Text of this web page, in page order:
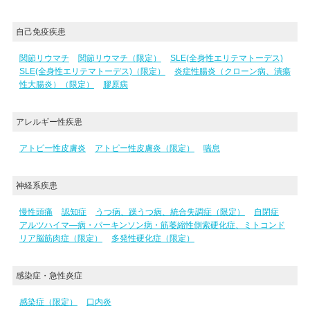
自己免疫疾患
関節リウマチ 関節リウマチ（限定）
SLE(全身性エリテマトーデス)
SLE(全身性エリテマトーデス)（限定）
炎症性腸炎（クローン病、潰瘍
性大腸炎）（限定）
膠原病
アレルギー性疾患
アトピー性皮膚炎 アトピー性皮膚炎（限定） 喘息
神経系疾患
慢性頭痛 認知症 うつ病、躁うつ病、統合失調症（限定）
自閉症
アルツハイマ―病・パーキンソン病・筋萎縮性側索硬化症、ミトコンド
リア脳筋肉症（限定）
多発性硬化症（限定）
感染症・急性炎症
感染症（限定） 口内炎